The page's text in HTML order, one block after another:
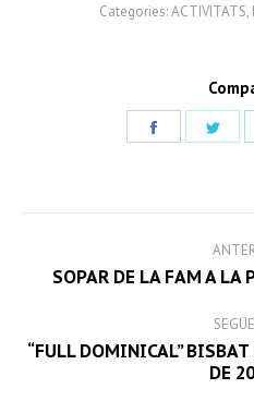
Categories:ACTIVITATS,
NAVIGATION
SOPAR DE LA FAM A LA
“FULL DOMINICAL”
DE